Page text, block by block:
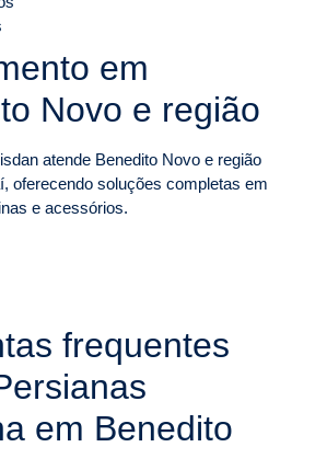
em
Novo e região
atende Benedito Novo e região
oferecendo soluções completas em
e acessórios.
frequentes
em Benedito